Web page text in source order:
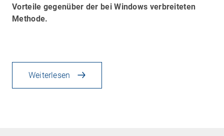
Vorteile gegenüber der bei Windows verbreiteten
Methode.
Weiterlesen